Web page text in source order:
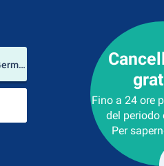
Ratingen (Renania Settentrionale-Vestfalia / Germania)
Luogo del noleggio
Luogo di ritornoFino a 24 ore
del periodo
Per